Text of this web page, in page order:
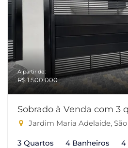
A partir de:
R$ 1.500.000
Sobrado à Venda com 3
Jardim Maria Adelaide, São
3 Quartos 4 Banheiros 4